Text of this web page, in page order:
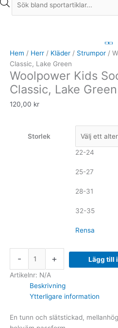
Hem / Herr / Kläder / Strumpor /
Classic, Lake Green
Woolpower Kids
Classic, Lake Green
120,00 kr
Storlek
22-24
25-27
28-31
32-35
Rensa
-
Socks
Liner
Classic,
Lake
Green
mängd
+ Lägg till
Artikelnr: N/A
Beskrivning
Ytterligare information
En tunn och slätstickad,